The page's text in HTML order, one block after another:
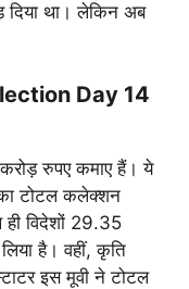
दिया था। लेकिन अब
Day 14
रुपए कमाए हैं। ये
टोटल कलेक्शन
विदेशों 29.35
है। वहीं, कृति
इस मूवी ने टोटल